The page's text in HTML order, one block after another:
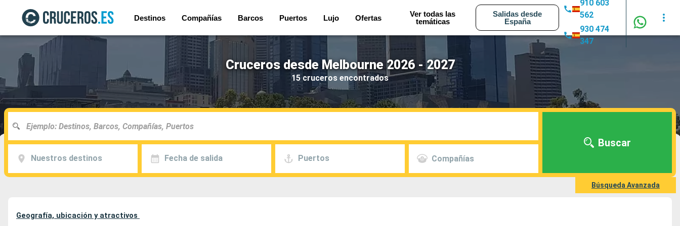
Destinos Compañías Barcos Puertos Lujo Ofertas
Ver todas las
temáticas
Salidas desde
España
910 603
562
930 474
347
Cruceros desde Melbourne 2026 - 2027
15 cruceros encontrados
Nuestros destinos Fecha de salida Puertos Compañías
Buscar
Búsqueda Avanzada
Geografía, ubicación y atractivos